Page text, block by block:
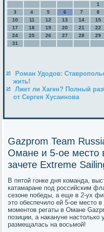
1
3
4 5 6 7 8
10
11 12 13 14 15
17
18 19 20 21 22
24
25 26 27 28 29
31
Роман Удодов:
жить!
Лжет ли Хаген? Полный
от Сергея Хусаинова
Gazprom Team
Омане и 5-ое место
зачете Extreme
В пятой гонке дня команда,
катамаране под российским
сезоне победы, а еще в 2-ух
это обеспечило ей 5-ое место
моментов регаты в Омане
позиции, а накануне настолько
размещалась на восьмой!